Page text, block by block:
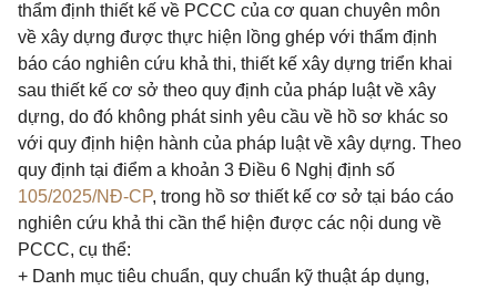
thẩm định thiết kế về PCCC của cơ quan chuyên môn
về xây dựng được thực hiện lồng ghép với thẩm định
báo cáo nghiên cứu khả thi, thiết kế xây dựng triển khai
sau thiết kế cơ sở theo quy định của pháp luật về xây
dựng, do đó không phát sinh yêu cầu về hồ sơ khác so
với quy định hiện hành của pháp luật về xây dựng. Theo
quy định tại điểm a khoản 3 Điều 6 Nghị định số
105/2025/NĐ-CP, trong hồ sơ thiết kế cơ sở tại báo cáo
nghiên cứu khả thi cần thể hiện được các nội dung về
PCCC, cụ thể:
+ Danh mục tiêu chuẩn, quy chuẩn kỹ thuật áp dụng,